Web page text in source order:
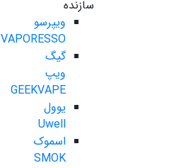
سازنده
ویپرسو
VAPORESSO
گیگ
ویپ
GEEKVAPE
یوول
Uwell
اسموک
SMOK